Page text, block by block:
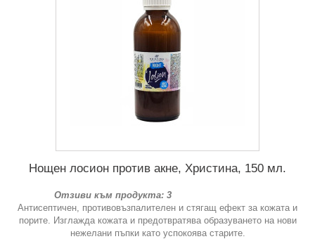
Нощен лосион против акне, Христина, 150 мл.
Отзиви към продукта: 3
Антисептичен, противовъзпалителен и стягащ ефект за кожата и
порите. Изглажда кожата и предотвратява образуването на нови
нежелани пъпки като успокоява старите.